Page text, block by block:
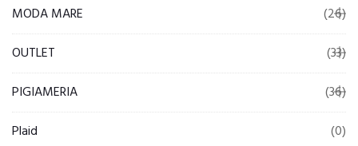
MODA MARE
(26)
OUTLET
(33)
PIGIAMERIA
(36)
Plaid
(0)